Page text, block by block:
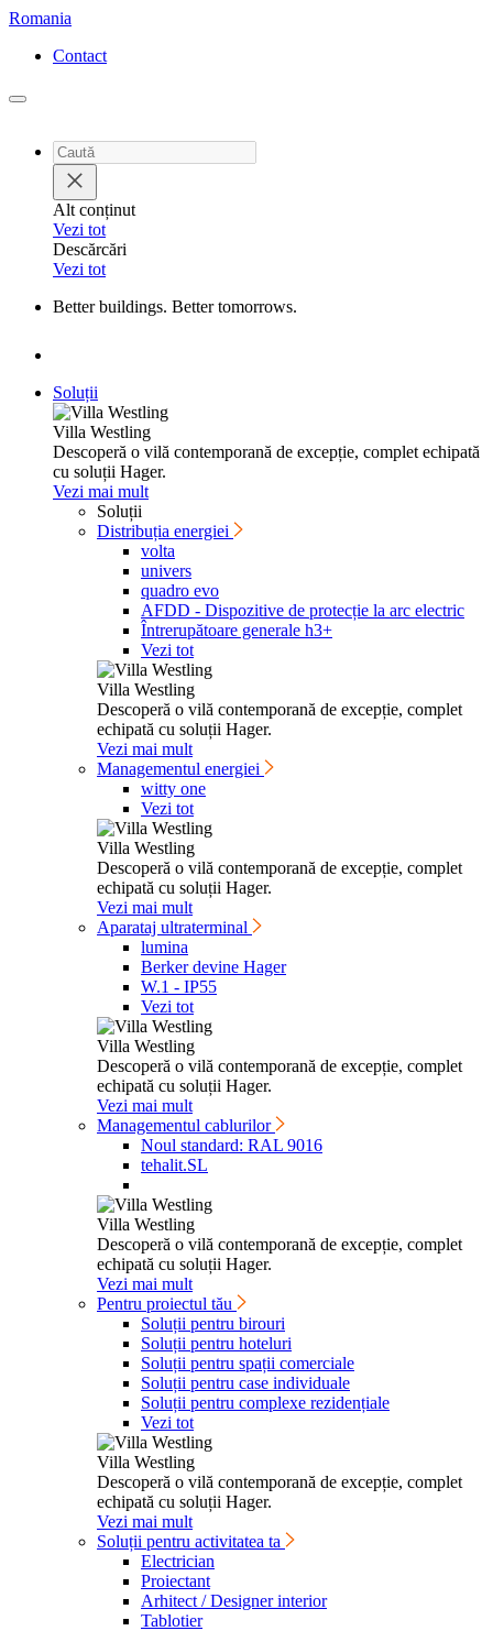
Romania
Contact
Alt conținut
Vezi tot
Descăr­cări
Vezi tot
Better buil­dings. Better tomor­rows.
Soluții
Villa Westling
Desco­peră o vilă contem­po­rană de excepție, complet echi­pată
cu soluții Hager.
Vezi mai mult
Soluții
Distribuția energiei
volta
univers
quadro evo
AFDD - Dispozitive de protecție la arc electric
Întrerupătoare generale h3+
Vezi tot
Villa Westling
Desco­peră o vilă contem­po­rană de excepție, complet
echi­pată cu soluții Hager.
Vezi mai mult
Managementul energiei
witty one
Vezi tot
Villa Westling
Desco­peră o vilă contem­po­rană de excepție, complet
echi­pată cu soluții Hager.
Vezi mai mult
Aparataj ultraterminal
lumina
Berker devine Hager
W.1 - IP55
Vezi tot
Villa Westling
Desco­peră o vilă contem­po­rană de excepție, complet
echi­pată cu soluții Hager.
Vezi mai mult
Managementul cablurilor
Noul standard: RAL 9016
tehalit.SL
Villa Westling
Desco­peră o vilă contem­po­rană de excepție, complet
echi­pată cu soluții Hager.
Vezi mai mult
Pentru proiectul tău
Soluții pentru birouri
Soluții pentru hoteluri
Soluții pentru spații comerciale
Soluții pentru case individuale
Soluții pentru complexe rezidențiale
Vezi tot
Villa Westling
Desco­peră o vilă contem­po­rană de excepție, complet
echi­pată cu soluții Hager.
Vezi mai mult
Soluții pentru activitatea ta
Electrician
Proiectant
Arhitect / Designer interior
Tablotier